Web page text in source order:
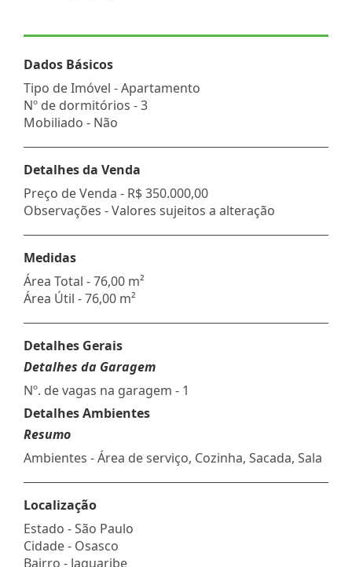
Dados Básicos
Tipo de Imóvel - Apartamento
Nº de dormitórios - 3
Mobiliado - Não
Detalhes da Venda
Preço de Venda - R$ 350.000,00
Observações - Valores sujeitos a alteração
Medidas
Área Total - 76,00 m²
Área Útil - 76,00 m²
Detalhes Gerais
Detalhes da Garagem
Nº. de vagas na garagem - 1
Detalhes Ambientes
Resumo
Ambientes - Área de serviço, Cozinha, Sacada, Sala
Localização
Estado -São Paulo
Cidade - Osasco
Bairro - Jaguaribe